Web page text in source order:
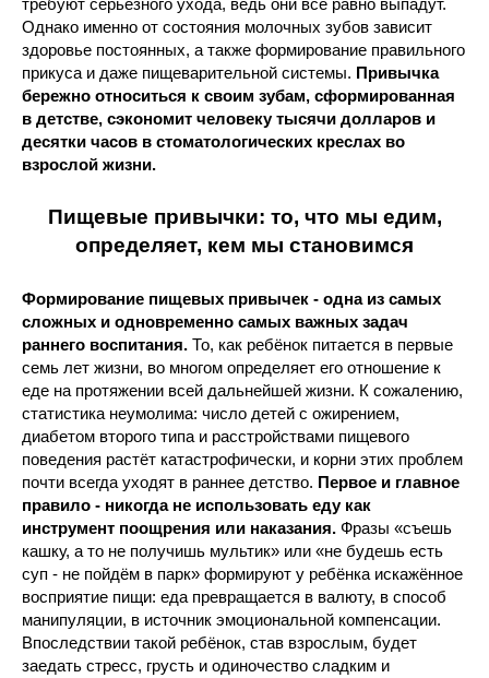
требуют серьёзного ухода, ведь они всё равно выпадут.
Однако именно от состояния молочных зубов зависит
здоровье постоянных, а также формирование правильного
прикуса и даже пищеварительной системы. Привычка
бережно относиться к своим зубам, сформированная
в детстве, сэкономит человеку тысячи долларов и
десятки часов в стоматологических креслах во
взрослой жизни.
Пищевые привычки: то, что мы едим,
определяет, кем мы становимся
Формирование пищевых привычек - одна из самых
сложных и одновременно самых важных задач
раннего воспитания. То, как ребёнок питается в первые
семь лет жизни, во многом определяет его отношение к
еде на протяжении всей дальнейшей жизни. К сожалению,
статистика неумолима: число детей с ожирением,
диабетом второго типа и расстройствами пищевого
поведения растёт катастрофически, и корни этих проблем
почти всегда уходят в раннее детство. Первое и главное
правило - никогда не использовать еду как
инструмент поощрения или наказания. Фразы «съешь
кашку, а то не получишь мультик» или «не будешь есть
суп - не пойдём в парк» формируют у ребёнка искажённое
восприятие пищи: еда превращается в валюту, в способ
манипуляции, в источник эмоциональной компенсации.
Впоследствии такой ребёнок, став взрослым, будет
заедать стресс, грусть и одиночество сладким и